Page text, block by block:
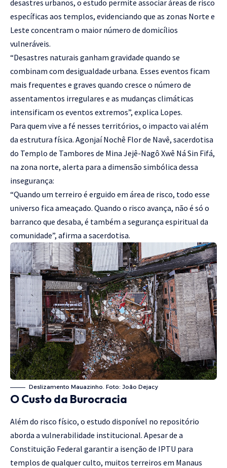
desastres urbanos, o estudo permite associar áreas de risco
específicas aos templos, evidenciando que as zonas Norte e
Leste concentram o maior número de domicílios
vulneráveis.
“Desastres naturais ganham gravidade quando se
combinam com desigualdade urbana. Esses eventos ficam
mais frequentes e graves quando cresce o número de
assentamentos irregulares e as mudanças climáticas
intensificam os eventos extremos”, explica Lopes.
Para quem vive a fé nesses territórios, o impacto vai além
da estrutura física. Agonjaí Nochê Flor de Navê, sacerdotisa
do Templo de Tambores de Mina Jejê-Nagô Xwê Ná Sin Fifá,
na zona norte, alerta para a dimensão simbólica dessa
insegurança:
“Quando um terreiro é erguido em área de risco, todo esse
universo fica ameaçado. Quando o risco avança, não é só o
barranco que desaba, é também a segurança espiritual da
comunidade”, afirma a sacerdotisa.
Deslizamento Mauazinho. Foto: João Dejacy
O Custo da Burocracia
Além do risco físico, o estudo disponível no repositório
aborda a vulnerabilidade institucional. Apesar de a
Constituição Federal garantir a isenção de IPTU para
templos de qualquer culto, muitos terreiros em Manaus